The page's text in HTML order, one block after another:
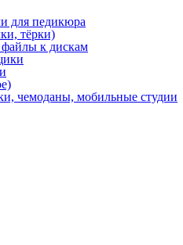
для педикюра
тёрки)
к дискам
чемоданы, мобильные студии